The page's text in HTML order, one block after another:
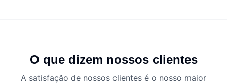
O que dizem nossos clientes
A satisfação de nossos clientes é o nosso maior